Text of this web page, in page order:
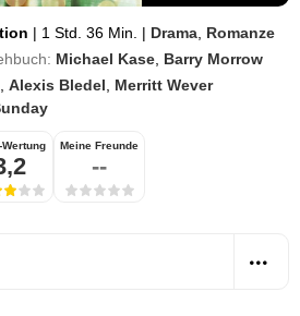
| 1 Std. 36 Min. | Drama Romanze
Michael Kase Barry Morrow
Alexis Bledel
Merritt Wever
Wertung Meine Freunde
--